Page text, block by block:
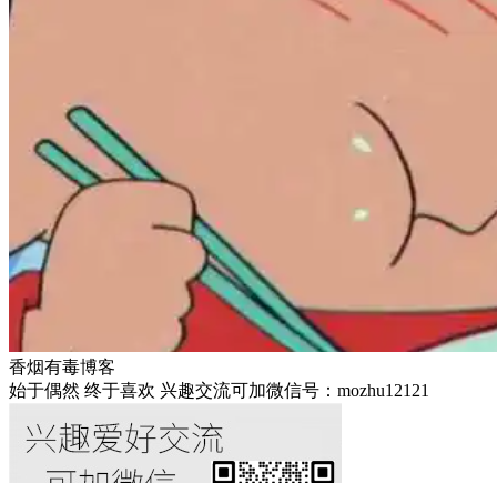
香烟有毒博客
始于偶然 终于喜欢 兴趣交流可加微信号：mozhu12121